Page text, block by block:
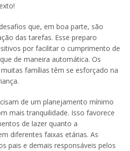
que, em boa parte, são
das tarefas. Esse preparo
por facilitar o cumprimento de
de maneira automática. Os
famílias têm se esforçado na
de um planejamento mínimo
mais tranquilidade. Isso favorece
de lazer quanto a
diferentes faixas etárias. As
pais e demais responsáveis pelos